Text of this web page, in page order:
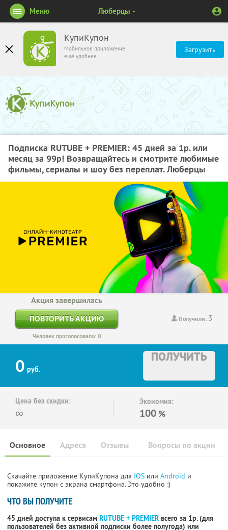
КупиКупон
Мобильное приложение
ещё удобнее
Загрузить
Меню Люберцы
Подписка RUTUBE + PREMIER: 45 дней за 1р. или
месяц за 99р! Возвращайтесь и смотрите любимые
фильмы, сериалы и шоу без переплат. Люберцы
Получили: 3
Акция завершилась
ПОВТОРИТЬ АКЦИЮ
Человек проголосовало: 0
0 руб.
ПОЛУЧИТЬ
Цена без скидки:
∞
Экономия:
100 %
Основное Отзывы Вопросы по акции
Адреса
Скачайте приложение КупиКупона для IOS или Android и
покажите купон с экрана смартфона. Это удобно :)
ЧТО ВЫ ПОЛУЧИТЕ
45 дней доступа к сервисам RUTUBE + PREMIER всего за 1р. (для
пользователей без активной подписки более полугода) или